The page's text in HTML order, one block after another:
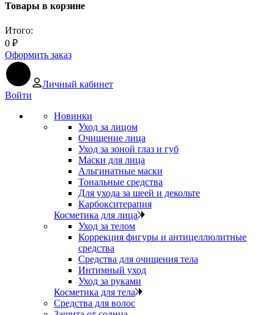
Товары в корзине
Итого:
0 ₽
Оформить заказ
Личный кабинет
Войти
Новинки
Уход за лицом
Очищение лица
Уход за зоной глаз и губ
Маски для лица
Альгинатные маски
Тональные средства
Для ухода за шеей и декольте
Карбокситерапия
Косметика для лица
Уход за телом
Коррекция фигуры и антицеллюлитные
средства
Средства для очищения тела
Интимный уход
Уход за руками
Косметика для тела
Средства для волос